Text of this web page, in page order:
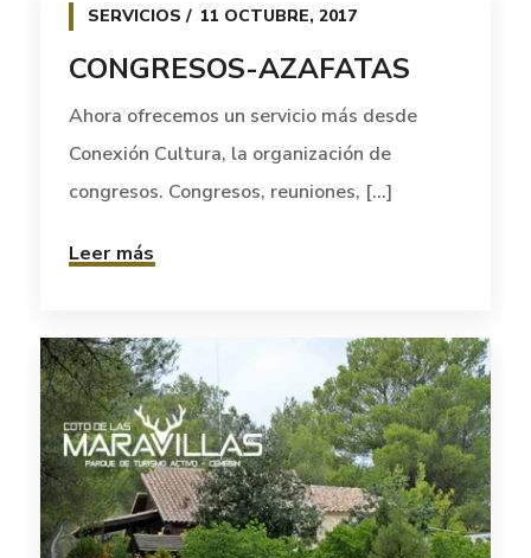
SERVICIOS 11 OCTUBRE, 2017
CONGRESOS-AZAFATAS
Ahora ofrecemos un servicio más desde
Conexión Cultura, la organización de
congresos. Congresos, reuniones, [...]
Leer más